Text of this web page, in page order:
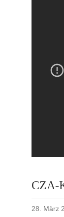
CZA-
28. März